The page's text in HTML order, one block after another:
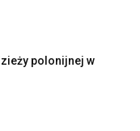
polonijnej w